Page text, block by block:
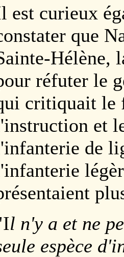
est curieux
que
Hélène,
réfuter le
critiquait le
et
de
l n'y a et ne
espèce